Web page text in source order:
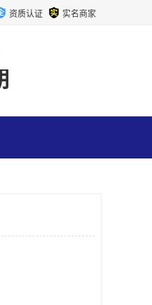
资质认证 实名商家